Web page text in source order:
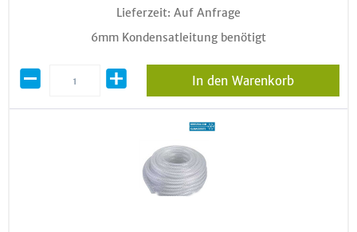
Lieferzeit: Auf Anfrage
6mm Kondensatleitung benötigt
In den Warenkorb